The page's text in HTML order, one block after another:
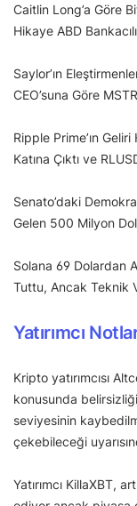
Caitlin Long’a Göre
Hikaye ABD
Saylor’ın
CEO’suna Göre
Ripple Prime’ın
Katına Çıktı ve
Senato’daki
Gelen 500 Milyon
Solana 69 Dolardan
Tuttu, Ancak Teknik
Yatırımcı
Kripto yatırımcısı
konusunda
seviyesinin
çekebileceği
Yatırımcı KillaXBT,